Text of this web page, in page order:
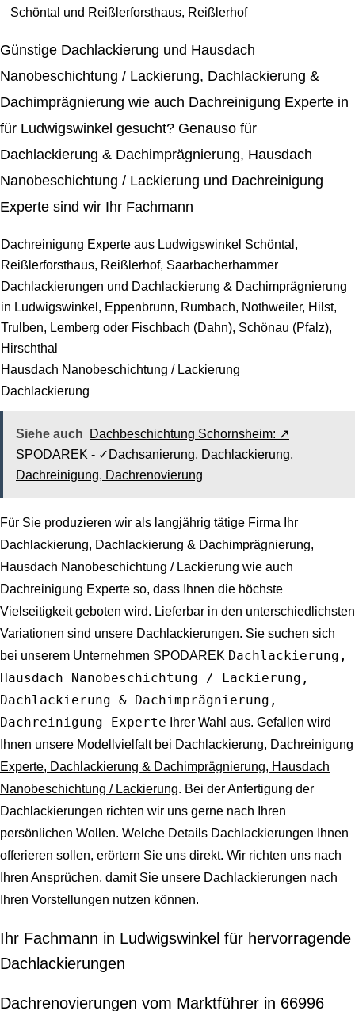
Schöntal und Reißlerforsthaus, Reißlerhof
Günstige Dachlackierung und Hausdach
Nanobeschichtung / Lackierung, Dachlackierung &
Dachimprägnierung wie auch Dachreinigung Experte in
für Ludwigswinkel gesucht? Genauso für
Dachlackierung & Dachimprägnierung, Hausdach
Nanobeschichtung / Lackierung und Dachreinigung
Experte sind wir Ihr Fachmann
Dachreinigung Experte aus Ludwigswinkel Schöntal,
Reißlerforsthaus, Reißlerhof, Saarbacherhammer
Dachlackierungen und Dachlackierung & Dachimprägnierung
in Ludwigswinkel, Eppenbrunn, Rumbach, Nothweiler, Hilst,
Trulben, Lemberg oder Fischbach (Dahn), Schönau (Pfalz),
Hirschthal
Hausdach Nanobeschichtung / Lackierung
Dachlackierung
Siehe auch
Dachbeschichtung Schornsheim: ↗️
SPODAREK - ✓Dachsanierung, Dachlackierung,
Dachreinigung, Dachrenovierung
Für Sie produzieren wir als langjährig tätige Firma Ihr
Dachlackierung, Dachlackierung & Dachimprägnierung,
Hausdach Nanobeschichtung / Lackierung wie auch
Dachreinigung Experte so, dass Ihnen die höchste
Vielseitigkeit geboten wird. Lieferbar in den unterschiedlichsten
Variationen sind unsere Dachlackierungen. Sie suchen sich
bei unserem Unternehmen SPODAREK Dachlackierung,
Hausdach Nanobeschichtung / Lackierung,
Dachlackierung & Dachimprägnierung,
Dachreinigung Experte Ihrer Wahl aus. Gefallen wird
Ihnen unsere Modellvielfalt bei Dachlackierung, Dachreinigung
Experte, Dachlackierung & Dachimprägnierung, Hausdach
Nanobeschichtung / Lackierung. Bei der Anfertigung der
Dachlackierungen richten wir uns gerne nach Ihren
persönlichen Wollen. Welche Details Dachlackierungen Ihnen
offerieren sollen, erörtern Sie uns direkt. Wir richten uns nach
Ihren Ansprüchen, damit Sie unsere Dachlackierungen nach
Ihren Vorstellungen nutzen können.
Ihr Fachmann in Ludwigswinkel für hervorragende
Dachlackierungen
Dachrenovierungen vom Marktführer in 66996